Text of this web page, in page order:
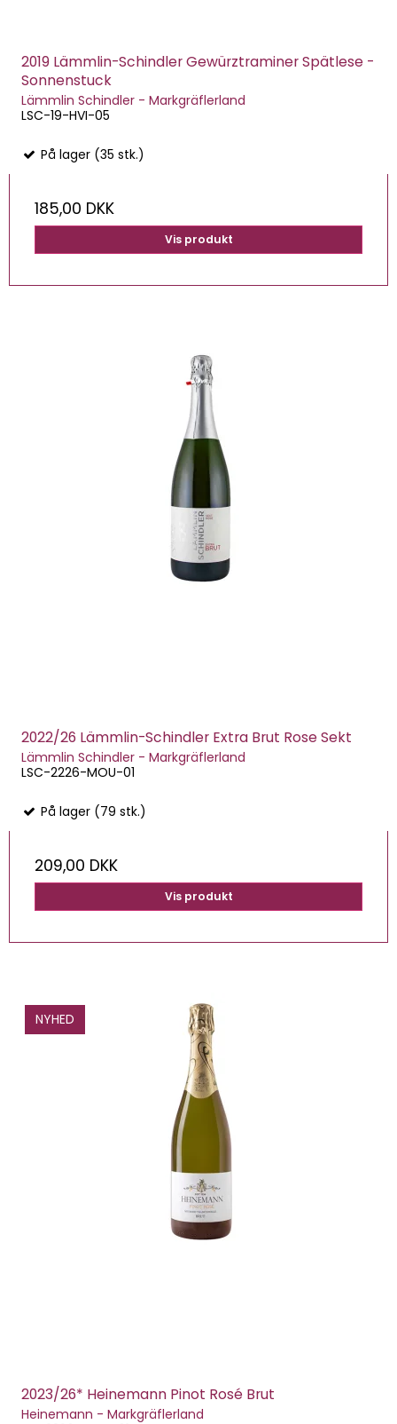
2019 Lämmlin-Schindler Gewürztraminer Spätlese -
Sonnenstuck
Lämmlin Schindler - Markgräflerland
LSC-19-HVI-05
På lager (35 stk.)
185,00 DKK
Vis produkt
2022/26 Lämmlin-Schindler Extra Brut Rose Sekt
Lämmlin Schindler - Markgräflerland
LSC-2226-MOU-01
På lager (79 stk.)
209,00 DKK
Vis produkt
NYHED
2023/26* Heinemann Pinot Rosé Brut
Heinemann - Markgräflerland